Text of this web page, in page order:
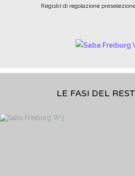
Registri di regolazione
LE FASI DEL